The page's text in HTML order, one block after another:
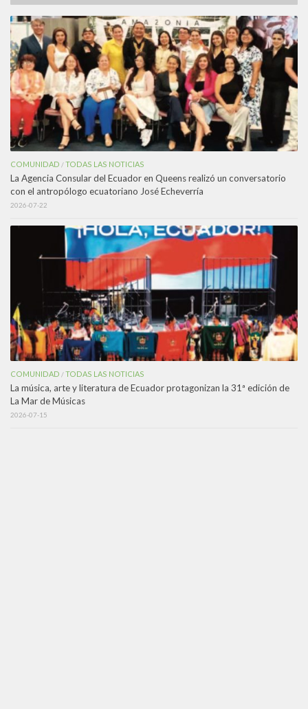
COMUNIDAD /TODAS LAS NOTICIAS
La Agencia Consular del Ecuador en Queens realizó un conversatorio
con el antropólogo ecuatoriano José Echeverría
2026-07-22
COMUNIDAD /TODAS LAS NOTICIAS
La música, arte y literatura de Ecuador protagonizan la 31ª edición de
La Mar de Músicas
2026-07-15